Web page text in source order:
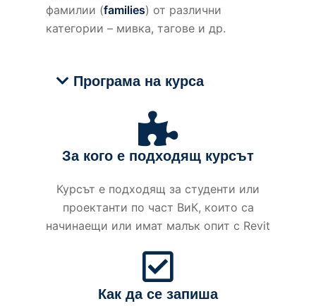
фамилии (families) от различни
категории – мивка, тагове и др.
Програма на курса
За кого е подходящ курсът
Курсът е подходящ за студенти или
проектанти по част ВиК, които са
начинаещи или имат малък опит с Revit
Как да се запиша